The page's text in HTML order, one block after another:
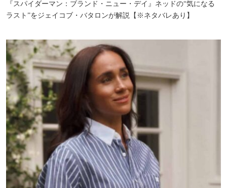
『スパイダーマン：ブランド・ニュー・デイ』ネッドの“気になる
ラスト”をジェイコブ・バタロンが解説【※ネタバレあり】